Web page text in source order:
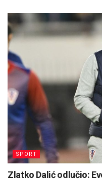
SPORT
Zlatko Dalić odlučio: